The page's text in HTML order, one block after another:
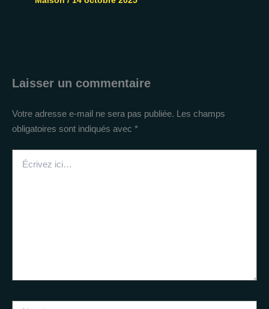
Laisser un commentaire
Votre adresse e-mail ne sera pas publiée. Les champs
obligatoires sont indiqués avec *
ici…